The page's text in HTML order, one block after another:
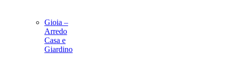
Gioia –
Arredo
Casa e
Giardino